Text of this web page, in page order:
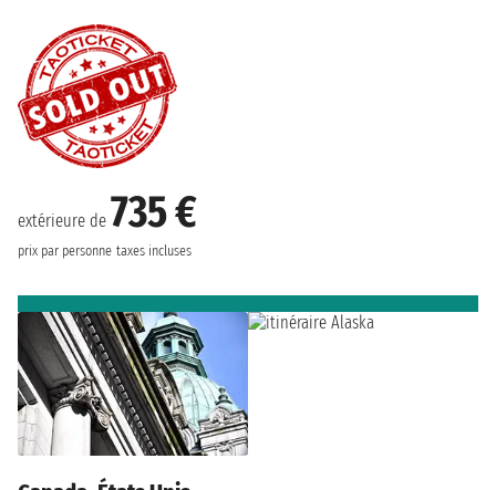
extérieure de 735 €
prix par personne taxes incluses